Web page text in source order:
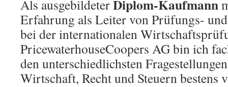
Als ausgebildeterDiplom-Kaufmann
Erfahrung als Leiter von Prüfungs-
bei der internationalen
PricewaterhouseCoopers AG bin ich
den unterschiedlichsten
Wirtschaft, Recht und Steuern bestens